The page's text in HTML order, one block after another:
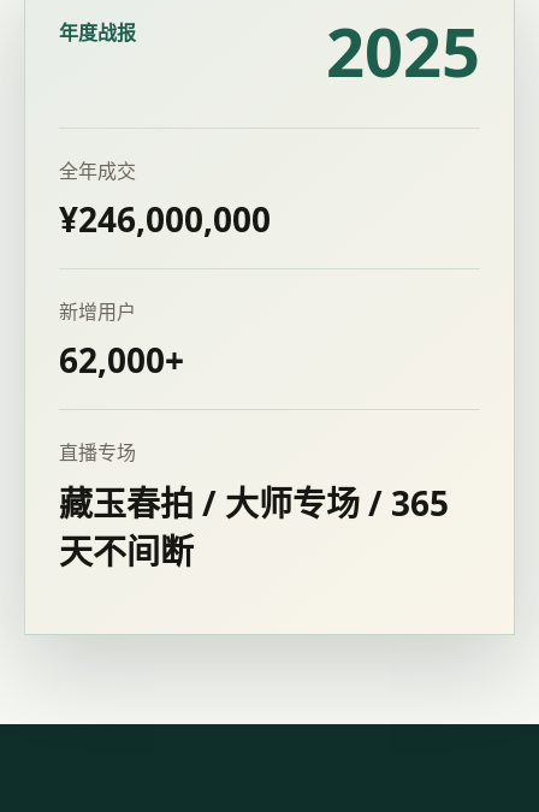
年度战报 2025
全年成交
¥246,000,000
新增用户
62,000+
直播专场
藏玉春拍 / 大师专场 / 365
天不间断